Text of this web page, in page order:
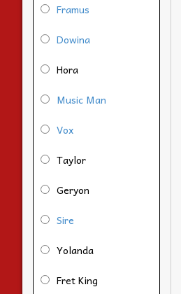
Framus
Dowina
Hora
Music Man
Vox
Taylor
Geryon
Sire
Yolanda
Fret King